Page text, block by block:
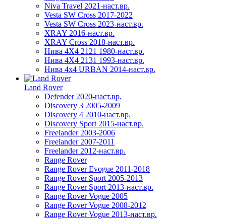
Niva Travel 2021-наст.вр.
Vesta SW Cross 2017-2022
Vesta SW Cross 2023-наст.вр.
XRAY 2016-наст.вр.
XRAY Cross 2018-наст.вр.
Нива 4X4 2121 1980-наст.вр.
Нива 4X4 2131 1993-наст.вр.
Нива 4х4 URBAN 2014-наст.вр.
Land Rover
Defender 2020-наст.вр.
Discovery 3 2005-2009
Discovery 4 2010-наст.вр.
Discovery Sport 2015-наст.вр.
Freelander 2003-2006
Freelander 2007-2011
Freelander 2012-наст.вр.
Range Rover
Range Rover Evogue 2011-2018
Range Rover Sport 2005-2013
Range Rover Sport 2013-наст.вр.
Range Rover Vogue 2005
Range Rover Vogue 2008-2012
Range Rover Vogue 2013-наст.вр.